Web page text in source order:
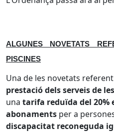
ALGUNES NOVETATS
PISCINES
Una de les novetats
prestació dels serveis de
una tarifa reduïda del 20%
abonaments per a
discapacitat reconeguda